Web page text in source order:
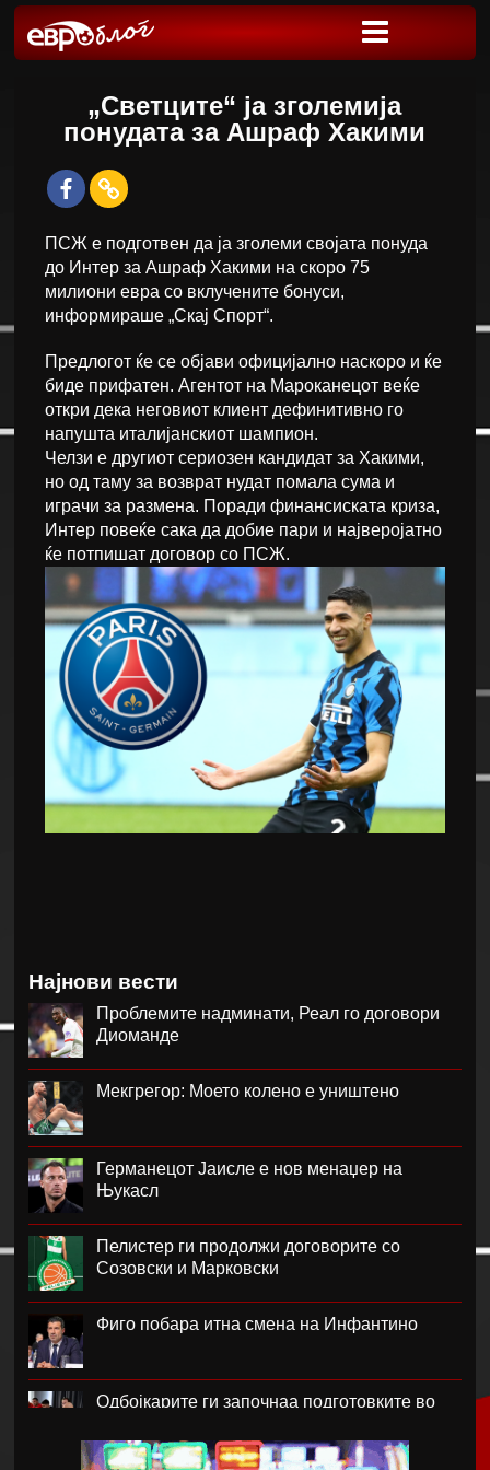
„Светците“ ја зголемија
понудата за Ашраф Хакими
ПСЖ е подготвен да ја зголеми својата понуда
до Интер за Ашраф Хакими на скоро 75
милиони евра со вклучените бонуси,
информираше „Скај Спорт“.
Предлогот ќе се објави официјално наскоро и ќе
биде прифатен. Агентот на Мароканецот веќе
откри дека неговиот клиент дефинитивно го
напушта италијанскиот шампион.
Челзи е другиот сериозен кандидат за Хакими,
но од таму за возврат нудат помала сума и
играчи за размена. Поради финансиската криза,
Интер повеќе сака да добие пари и најверојатно
ќе потпишат договор со ПСЖ.
Најнови вести
Проблемите надминати, Реал го договори
Диоманде
Мекгрегор: Моето колено е уништено
Германецот Јаисле е нов менаџер на
Њукасл
Пелистер ги продолжи договорите со
Созовски и Марковски
Фиго побара итна смена на Инфантино
Одбојкарите ги започнаа подготовките во